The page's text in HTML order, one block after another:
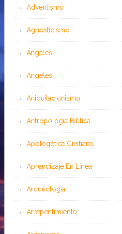
Adventismo
Agnosticismo
Ángeles
Angeles
Aniquilacionismo
Antropología Bíblica
Apologética Cristiana
Aprendizaje En Línea
Arqueología
Arrepentimiento